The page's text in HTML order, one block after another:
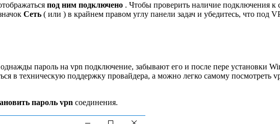
под ним подключено . Чтобы проверить наличие подключения к
Сеть ( или ) в крайнем правом углу панели задач и убедитесь, что под
однажды пароль на vpn подключение, забывают его и после пере установки
в техническую поддержку провайдера, а можно легко самому посмотреть
пароль vpn соединения.